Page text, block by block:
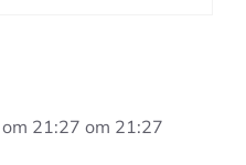
21:27 om 21:27